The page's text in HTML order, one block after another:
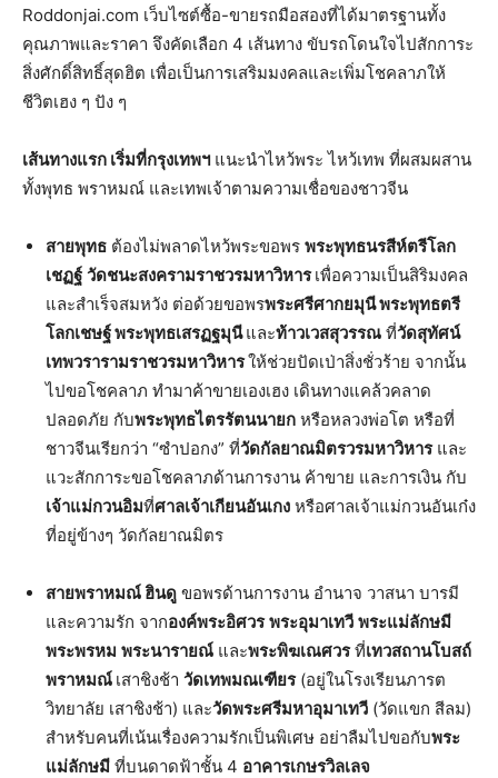
Roddonjai.com เว็บไซต์ซื้อ-ขายรถมือสองที่ได้มาตรฐานทั้ง
คุณภาพและราคา จึงคัดเลือก 4 เส้นทาง ขับรถโดนใจไปสักการะ
สิ่งศักดิ์สิทธิ์สุดฮิต เพื่อเป็นการเสริมมงคลและเพิ่มโชคลาภให้
ชีวิตเฮง ๆ ปัง ๆ
เส้นทางแรก เริ่มที่กรุงเทพฯแนะนำไหว้พระ ไหว้เทพ ที่ผสมผสาน
ทั้งพุทธ พราหมณ์ และเทพเจ้าตามความเชื่อของชาวจีน
สายพุทธ ต้องไม่พลาดไหว้พระขอพร พระพุทธนรสีห์ตรีโลก
เชฏฐ์ วัดชนะสงครามราชวรมหาวิหารเพื่อความเป็นสิริมงคล
และสำเร็จสมหวัง ต่อด้วยขอพรพระศรีศากยมุนี พระพุทธตรี
โลกเชษฐ์ พระพุทธเสรฏฐมุนีและท้าวเวสสุวรรณ ที่วัดสุทัศน์
เทพวรารามราชวรมหาวิหารให้ช่วยปัดเป่าสิ่งชั่วร้าย จากนั้น
ไปขอโชคลาภ ทำมาค้าขายเองเฮง เดินทางแคล้วคลาด
ปลอดภัย กับพระพุทธไตรรัตนนายก หรือหลวงพ่อโต หรือที่
ชาวจีนเรียกว่า “ซำปอกง” ที่วัดกัลยาณมิตรวรมหาวิหารและ
แวะสักการะขอโชคลาภด้านการงาน ค้าขาย และการเงิน กับ
เจ้าแม่กวนอิมที่ศาลเจ้าเกียนอันเกง หรือศาลเจ้าแม่กวนอันเก๋ง
ที่อยู่ข้างๆ วัดกัลยาณมิตร
สายพราหมณ์ ฮินดู ขอพรด้านการงาน อำนาจ วาสนา บารมี
และความรัก จากองค์พระอิศวร พระอุมาเทวี พระแม่ลักษมี
พระพรหม พระนารายณ์ และพระพิฆเณศวรที่เทวสถานโบสถ์
พราหมณ์ เสาชิงช้า วัดเทพมณเฑียร(อยู่ในโรงเรียนภารต
วิทยาลัย เสาชิงช้า) และวัดพระศรีมหาอุมาเทวี (วัดแขก สีลม)
สำหรับคนที่เน้นเรื่องความรักเป็นพิเศษ อย่าลืมไปขอกับพระ
แม่ลักษมี ที่บนดาดฟ้าชั้น 4 อาคารเกษรวิลเลจ